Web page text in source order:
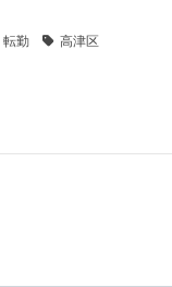
転勤 高津区